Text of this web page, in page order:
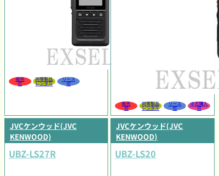
販売
可
同等製品
レンタル
リース
可
販売
可
同等製品
レンタル
リース
可
中古購入
可
JVCケンウッド(JVC
KENWOOD)
UBZ-LS27R
JVCケンウッド(JVC
KENWOOD)
UBZ-LS20